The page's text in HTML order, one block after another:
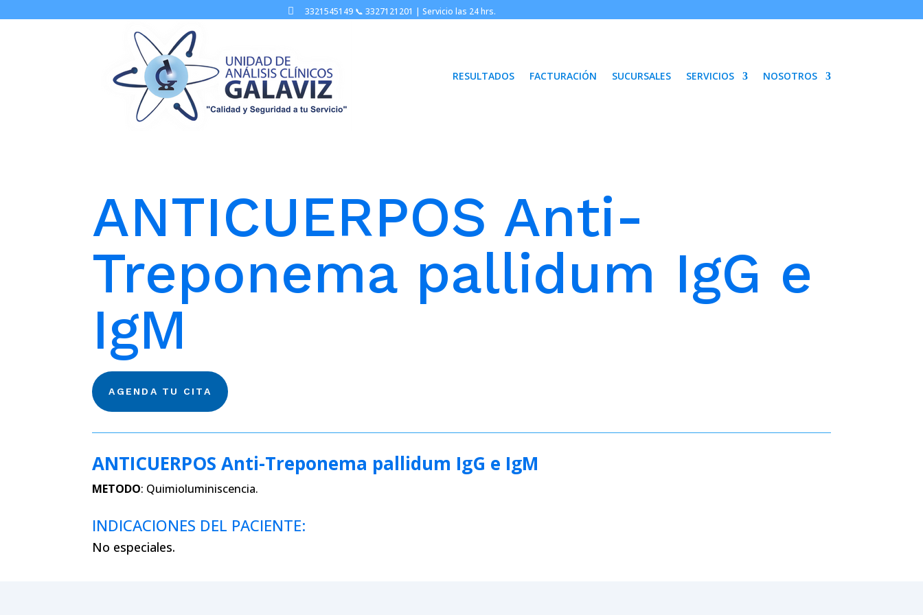
 3321545149 📞 3327121201 | Servicio las 24 hrs.
RESULTADOS FACTURACIÓN SUCURSALES SERVICIOS NOSOTROS
ANTICUERPOS Anti-
Treponema pallidum IgG e
IgM
AGENDA TU CITA
ANTICUERPOS Anti-Treponema pallidum IgG e IgM
METODO: Quimioluminiscencia.
INDICACIONES DEL PACIENTE:
No especiales.